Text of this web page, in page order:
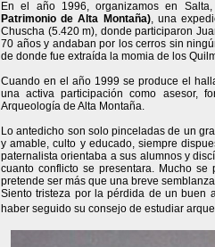
En el año 1996, organizamos en
Patrimonio de Alta Montaña), una
Chuscha (5.420 m), donde participaron
70 años y andaban por los cerros sin
de donde fue extraída la momia de los
Cuando en el año 1999 se produce el
una activa participación como asesor,
Arqueología de Alta Montaña.
Lo antedicho son solo pinceladas de un
y amable, culto y educado, siempre
paternalista orientaba a sus alumnos y
cuanto conflicto se presentara. Mucho
pretende ser más que una breve
Siento tristeza por la pérdida de un buen
haber seguido su consejo de estudiar